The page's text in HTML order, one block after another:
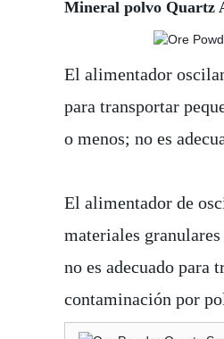
Mineral polvo Quartz
El alimentador
para transportar
o menos; no es
El alimentador de
materiales
no es adecuado para
contaminación por